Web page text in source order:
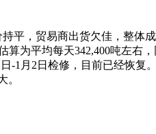
平，贸易商出货欠佳，整体
为平均每天342,400吨左右
-1月2日检修，目前已经恢复
。